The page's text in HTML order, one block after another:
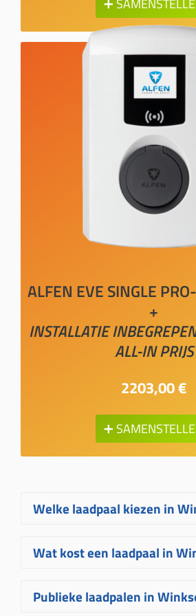
➕
ALFEN EVE SINGLE
+
INSTALLATIE
ALL-IN PRIJS
2203,00 €
➕
Welke laadpaal kiezen in
Welke laadpaal in
bij u past, hangt af van
laadt. Voor de meeste
Wat kost een laadpaal in
De prijs van een laadpaal
hangt af van het gekozen
Publieke laadpalen in